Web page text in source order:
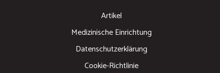
Artikel
Medizinische Einrichtung
Datenschutzerklärung
Cookie-Richtlinie